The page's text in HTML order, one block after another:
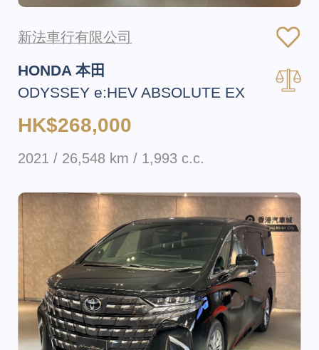
新法車行有限公司
HONDA 本田
ODYSSEY e:HEV ABSOLUTE EX
HK$268,000
2021 / 26,548 km / 1,993 c.c.